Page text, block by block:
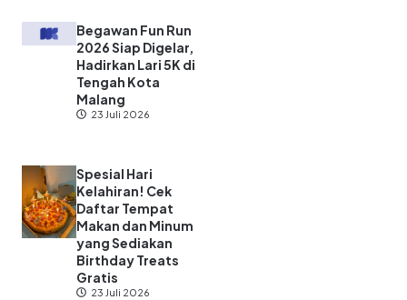
Begawan Fun Run
2026 Siap Digelar,
Hadirkan Lari 5K di
Tengah Kota
Malang
23 Juli 2026
Spesial Hari
Kelahiran! Cek
Daftar Tempat
Makan dan Minum
yang Sediakan
Birthday Treats
Gratis
23 Juli 2026